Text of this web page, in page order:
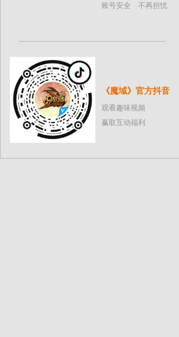
账号安全 不再担忧
《魔域》官方抖音
观看趣味视频
赢取互动福利